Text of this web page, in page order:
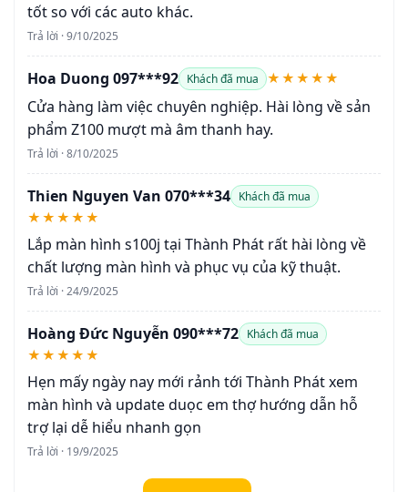
tốt so với các auto khác.
Trả lời · 9/10/2025
Hoa Duong 097***92 Khách đã mua ★★★★★
Cửa hàng làm việc chuyên nghiệp. Hài lòng về sản
phẩm Z100 mượt mà âm thanh hay.
Trả lời · 8/10/2025
Thien Nguyen Van 070***34 Khách đã mua
★★★★★
Lắp màn hình s100j tại Thành Phát rất hài lòng về
chất lượng màn hình và phục vụ của kỹ thuật.
Trả lời · 24/9/2025
Hoàng Đức Nguyễn 090***72 Khách đã mua
★★★★★
Hẹn mấy ngày nay mới rảnh tới Thành Phát xem
màn hình và update duọc em thợ hướng dẫn hỗ
trợ lại dễ hiểu nhanh gọn
Trả lời · 19/9/2025